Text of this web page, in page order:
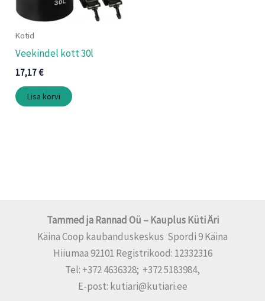
Kotid
Veekindel kott 30l
17,17€
Lisa korvi
Tammed ja Rannad Oü – Kauplus Küti Äri
Käina Coop kaubanduskeskus Spordi 9 Käina
Hiiumaa 92101 Registrikood: 12332316
Tel: +372 4636328; +372 5183984,
E-post: kutiari@kutiari.ee